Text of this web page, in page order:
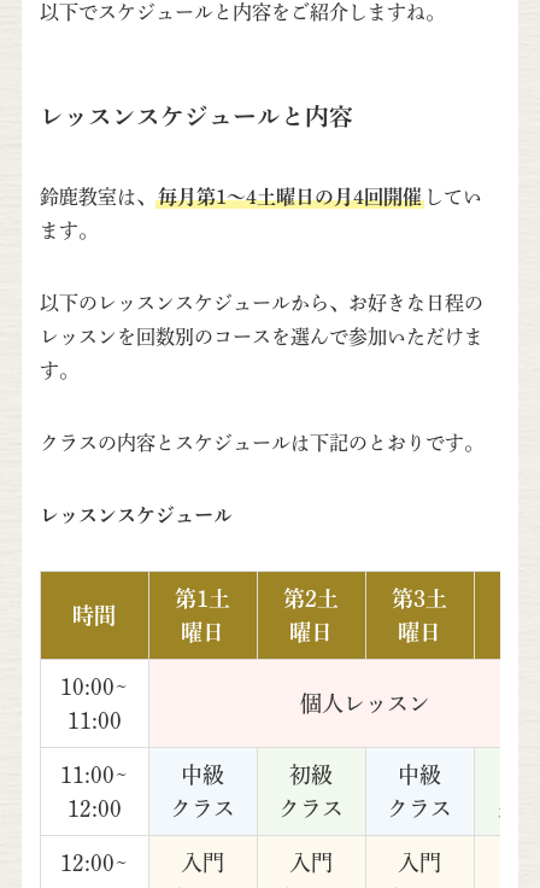
以下でスケジュールと内容をご紹介しますね。
レッスンスケジュールと内容
鈴鹿教室は、 毎月第1～4土曜日の月4回開催してい
ます。
以下のレッスンスケジュールから、お好きな日程の
レッスンを回数別のコースを選んで参加いただけま
す。
クラスの内容とスケジュールは下記のとおりです。
レッスンスケジュール
時間
第1土
曜日
第2土
曜日
第3土
曜日
10:00~
11:00
個人レッスン
11:00~
12:00
中級
クラス
初級
クラス
中級
クラス
ク
12:00~
入門
入門
入門